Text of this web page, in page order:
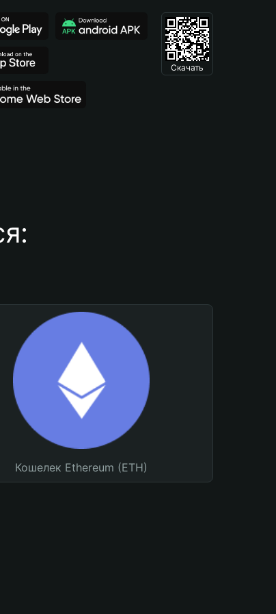
Скачать
Кошелек Ethereum (ETH)